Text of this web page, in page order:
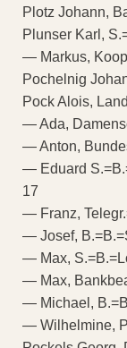
Plotz Johann,
Plunser Karl,
— Markus,
Pochelnig
Pock Alois,
— Ada,
— Anton,
— Eduard
17
— Franz,
— Josef,
— Max,
— Max,
— Michael,
— Wilhelmine,